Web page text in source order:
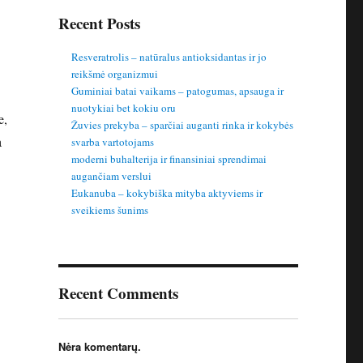
Recent Posts
Resveratrolis – natūralus antioksidantas ir jo
reikšmė organizmui
Guminiai batai vaikams – patogumas, apsauga ir
nuotykiai bet kokiu oru
Žuvies prekyba – sparčiai auganti rinka ir kokybės
svarba vartotojams
moderni buhalterija ir finansiniai sprendimai
augančiam verslui
Eukanuba – kokybiška mityba aktyviems ir
sveikiems šunims
Recent Comments
Nėra komentarų.